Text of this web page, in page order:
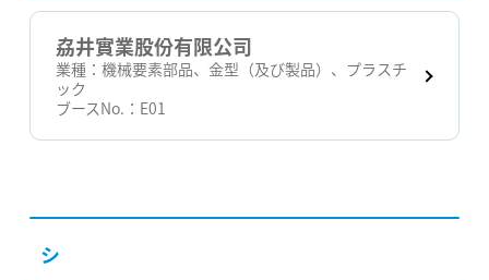
劦井實業股份有限公司
業種：機械要素部品、金型（及び製品）、プラスチ
ック
ブースNo.： E01
シ